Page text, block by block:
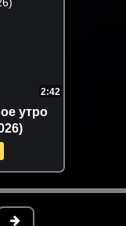
Enrasta -